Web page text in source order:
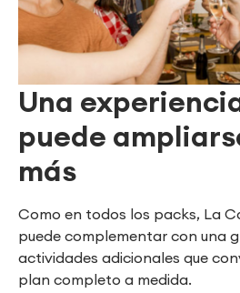
Una
puede
más
Como en todos los packs, La
puede complementar con una
actividades adicionales que
plan completo a medida.